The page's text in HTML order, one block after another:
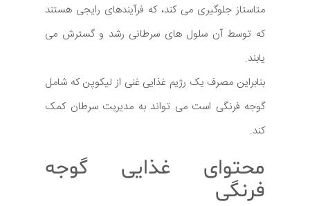
متاستاز جلوگیری می کند، که فرآیندهای رایجی هستند
که توسط آن سلول های سرطانی رشد و گسترش می
یابند.
بنابراین مصرف یک رژیم غذایی غنی از لیکوپن که شامل
گوجه فرنگی است می تواند به مدیریت سرطان کمک
کند.
محتوای غذایی گوجه
فرنگی